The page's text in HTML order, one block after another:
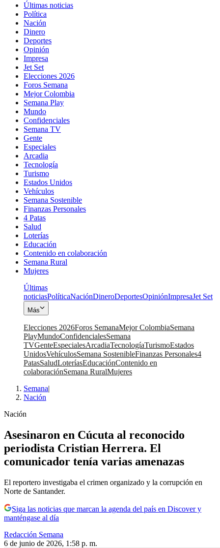
Últimas noticias
Política
Nación
Dinero
Deportes
Opinión
Impresa
Jet Set
Elecciones 2026
Foros Semana
Mejor Colombia
Semana Play
Mundo
Confidenciales
Semana TV
Gente
Especiales
Arcadia
Tecnología
Turismo
Estados Unidos
Vehículos
Semana Sostenible
Finanzas Personales
4 Patas
Salud
Loterías
Educación
Contenido en colaboración
Semana Rural
Mujeres
Últimas
noticiasPolíticaNaciónDineroDeportesOpiniónImpresaJet Set
Más
Elecciones 2026Foros SemanaMejor ColombiaSemana
PlayMundoConfidencialesSemana
TVGenteEspecialesArcadiaTecnologíaTurismoEstados
UnidosVehículosSemana SostenibleFinanzas Personales4
PatasSaludLoteríasEducaciónContenido en
colaboraciónSemana RuralMujeres
Semana|
Nación
Nación
Asesinaron en Cúcuta al reconocido
periodista Cristian Herrera. El
comunicador tenía varias amenazas
El reportero investigaba el crimen organizado y la corrupción en
Norte de Santander.
Siga las noticias que marcan la agenda del país en Discover y
manténgase al día
Redacción Semana
6 de junio de 2026, 1:58 p. m.